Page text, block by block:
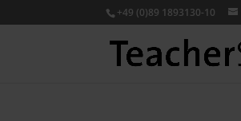
+49 (0)89 1893130-10